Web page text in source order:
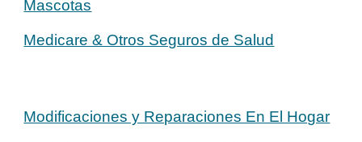
Mascotas
Medicare & Otros Seguros de Salud
Modificaciones y Reparaciones En El Hogar